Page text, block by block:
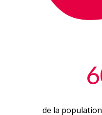
de la population